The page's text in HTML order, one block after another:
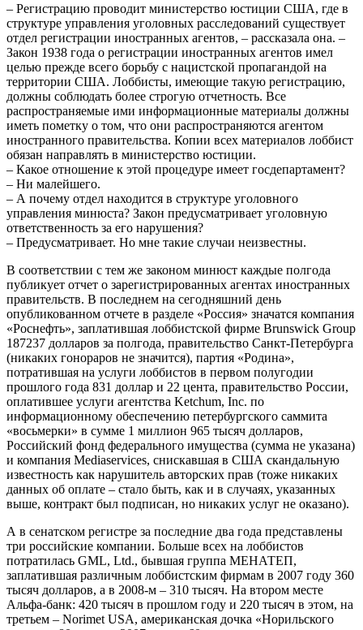
– Регистрацию проводит министерство юстиции США, где в
структуре управления уголовных расследований существует
отдел регистрации иностранных агентов, – рассказала она. –
Закон 1938 года о регистрации иностранных агентов имел
целью прежде всего борьбу с нацистской пропагандой на
территории США. Лоббисты, имеющие такую регистрацию,
должны соблюдать более строгую отчетность. Все
распространяемые ими информационные материалы должны
иметь пометку о том, что они распространяются агентом
иностранного правительства. Копии всех материалов лоббист
обязан направлять в министерство юстиции.
– Какое отношение к этой процедуре имеет госдепартамент?
– Ни малейшего.
– А почему отдел находится в структуре уголовного
управления минюста? Закон предусматривает уголовную
ответственность за его нарушения?
– Предусматривает. Но мне такие случаи неизвестны.
В соответствии с тем же законом минюст каждые полгода
публикует отчет о зарегистрированных агентах иностранных
правительств. В последнем на сегодняшний день
опубликованном отчете в разделе «Россия» значатся компания
«Роснефть», заплатившая лоббистской фирме Brunswick Group
187237 долларов за полгода, правительство Санкт-Петербурга
(никаких гонораров не значится), партия «Родина»,
потратившая на услуги лоббистов в первом полугодии
прошлого года 831 доллар и 22 цента, правительство России,
оплатившее услуги агентства Ketchum, Inc. по
информационному обеспечению петербургского саммита
«восьмерки» в сумме 1 миллион 965 тысяч долларов,
Российский фонд федерального имущества (сумма не указана)
и компания Mediaservices, снискавшая в США скандальную
известность как нарушитель авторских прав (тоже никаких
данных об оплате – стало быть, как и в случаях, указанных
выше, контракт был подписан, но никаких услуг не оказано).
А в сенатском регистре за последние два года представлены
три российские компании. Больше всех на лоббистов
потратилась GML, Ltd., бывшая группа МЕНАТЕП,
заплатившая различным лоббистским фирмам в 2007 году 360
тысяч долларов, а в 2008-м – 310 тысяч. На втором месте
Альфа-банк: 420 тысяч в прошлом году и 220 тысяч в этом, на
третьем – Norimet USA, американская дочка «Норильского